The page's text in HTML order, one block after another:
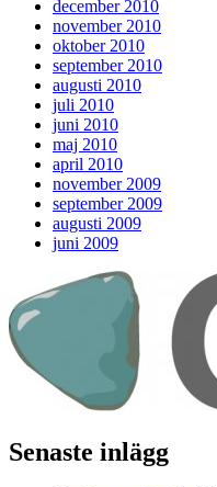
december 2010
november 2010
oktober 2010
september 2010
augusti 2010
juli 2010
juni 2010
maj 2010
april 2010
november 2009
september 2009
augusti 2009
juni 2009
Senaste inlägg